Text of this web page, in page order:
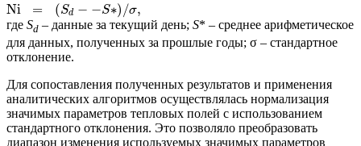
Ni = (Sd − −S∗) /σ,
где Sd – данные за текущий день; S* – среднее арифметическое
для данных, полученных за прошлые годы; σ – стандартное
отклонение.
Для сопоставления полученных результатов и применения
аналитических алгоритмов осуществлялась нормализация
значимых параметров тепловых полей с использованием
стандартного отклонения. Это позволяло преобразовать
диапазон изменения используемых значимых параметров